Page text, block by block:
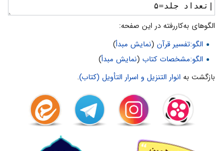
الگوهای به‌کاررفته در این صفحه:
الگو:تفسیر قرآن(نمایش مبدأ)
الگو:مشخصات کتاب(نمایش مبدأ)
بازگشت به انوار التنزیل و اسرار التأویل (کتاب).